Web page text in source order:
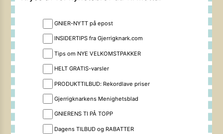
GNIER-NYTT på epost
INSIDERTIPS fra Gjerrigknark.com
Tips om NYE VELKOMSTPAKKER
HELT GRATIS-varsler
PRODUKTTILBUD: Rekordlave priser
Gjerrigknarkens Menighetsblad
GNIERENS TI PÅ TOPP
Dagens TILBUD og RABATTER